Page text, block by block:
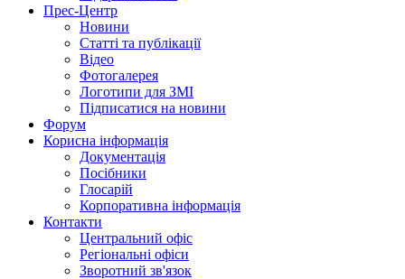
Прес-Центр
Новини
Статті та публікації
Відео
Фотогалерея
Логотипи для ЗМІ
Підписатися на новини
Форум
Корисна інформація
Документація
Посібники
Глосарій
Корпоративна інформація
Контакти
Центральний офіс
Регіональні офіси
Зворотний зв'язок